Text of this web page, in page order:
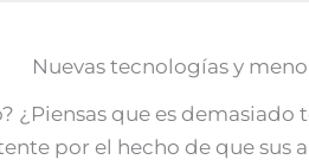
Nuevas tecnologías y
que es
por el hecho de que